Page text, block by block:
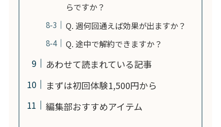
らですか？
Q. 週何回通えば効果が出ますか？
Q. 途中で解約できますか？
あわせて読まれている記事
まずは初回体験1,500円から
編集部おすすめアイテム